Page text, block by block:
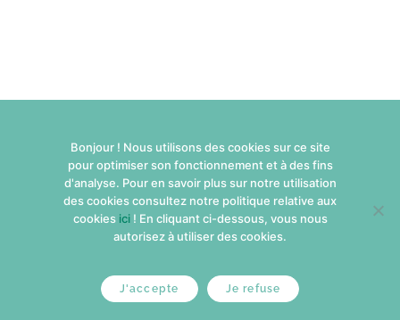
Bonjour ! Nous utilisons des cookies sur ce site
pour optimiser son fonctionnement et à des fins
d'analyse. Pour en savoir plus sur notre utilisation
des cookies consultez notre politique relative aux
cookies ici! En cliquant ci-dessous, vous nous
autorisez à utiliser des cookies.
J'accepte Je refuse